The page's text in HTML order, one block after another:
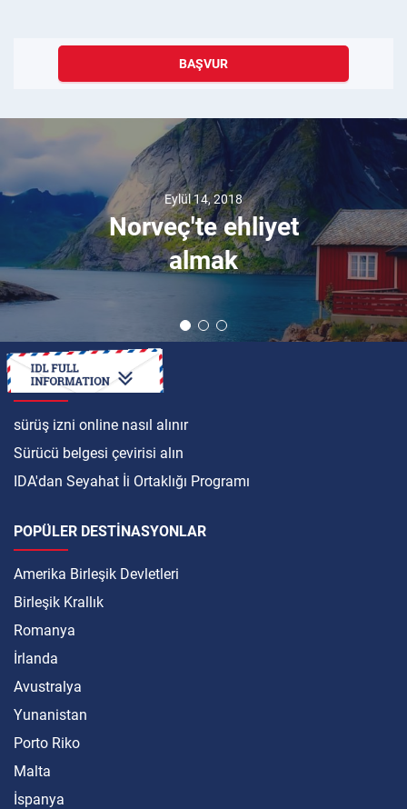
BAŞVUR
Eylül 14, 2018
Norveç'te ehliyet
almak
ULUSLARARASI
sürüş izni online nasıl alınır
Sürücü belgesi çevirisi alın
IDA'dan Seyahat İi Ortaklığı Programı
POPÜLER DESTINASYONLAR
Amerika Birleşik Devletleri
Birleşik Krallık
Romanya
İrlanda
Avustralya
Yunanistan
Porto Riko
Malta
İspanya